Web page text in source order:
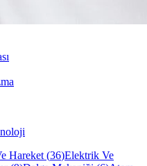
Hareket (36)Elektrik Ve